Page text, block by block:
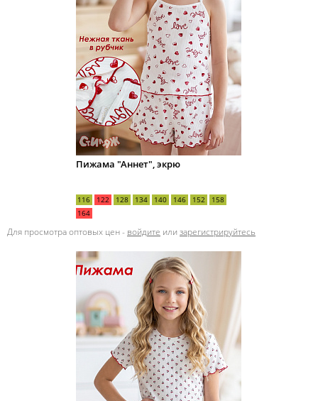
Пижама "Аннет", экрю
116 122 128 134 140 146 152
158
164
Для просмотра оптовых цен - войдите или зарегистрируйтесь